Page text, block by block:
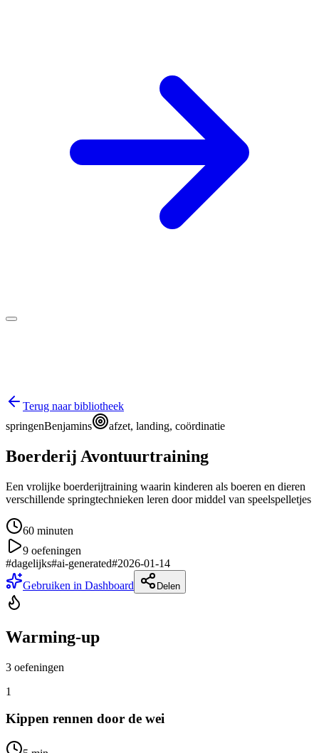
Terug naar bibliotheek
springenBenjamins afzet, landing, coördinatie
Boerderij Avontuurtraining
Een vrolijke boerderijtraining waarin kinderen als boeren en dieren
verschillende springtechnieken leren door middel van speelspelletjes
60 minuten
9 oefeningen
#dagelijks#ai-generated#2026-01-14
Gebruiken in Dashboard
Delen
Warming-up
3 oefeningen
1
Kippen rennen door de wei